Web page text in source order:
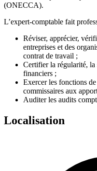
(ONECCA).
L’expert-comptable fait
Réviser, apprécier,
entreprises et des
contrat de travail ;
Certifier la régularité, la
financiers ;
Exercer les fonctions
commissaires aux
Auditer les audits
Localisation